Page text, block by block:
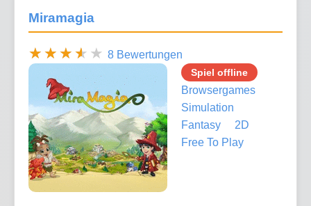
Miramagia
8 Bewertungen
Spiel offline
Browsergames
Simulation
Fantasy
2D
Free To Play